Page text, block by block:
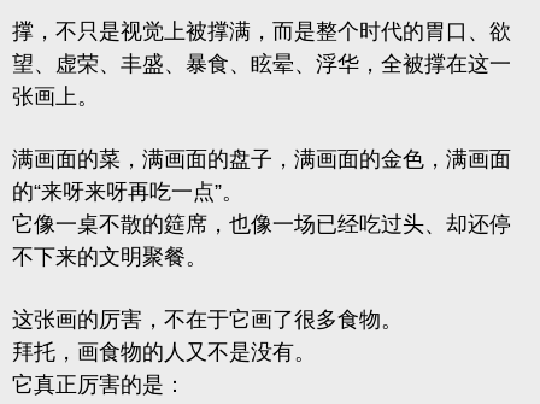
撑，不只是视觉上被撑满，而是整个时代的胃口、欲
望、虚荣、丰盛、暴食、眩晕、浮华，全被撑在这一
张画上。
满画面的菜，满画面的盘子，满画面的金色，满画面
的“来呀来呀再吃一点”。
它像一桌不散的筵席，也像一场已经吃过头、却还停
不下来的文明聚餐。
这张画的厉害，不在于它画了很多食物。
拜托，画食物的人又不是没有。
它真正厉害的是：